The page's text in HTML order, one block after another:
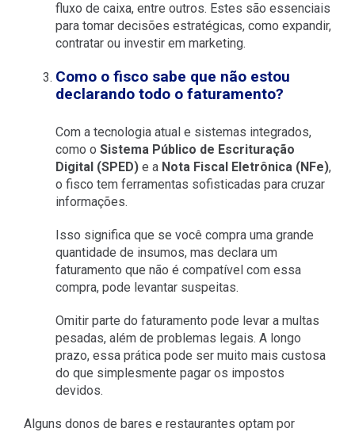
fluxo de caixa, entre outros. Estes são essenciais
para tomar decisões estratégicas, como expandir,
contratar ou investir em marketing.
Como o fisco sabe que não estou
declarando todo o faturamento?
Com a tecnologia atual e sistemas integrados,
como o Sistema Público de Escrituração
Digital (SPED)e a Nota Fiscal Eletrônica (NFe),
o fisco tem ferramentas sofisticadas para cruzar
informações.
Isso significa que se você compra uma grande
quantidade de insumos, mas declara um
faturamento que não é compatível com essa
compra, pode levantar suspeitas.
Omitir parte do faturamento pode levar a multas
pesadas, além de problemas legais. A longo
prazo, essa prática pode ser muito mais custosa
do que simplesmente pagar os impostos
devidos.
Alguns donos de bares e restaurantes optam por